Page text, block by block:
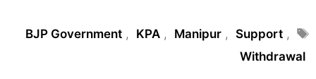
Tags
BJP Government , KPA , Manipur , Support ,
Withdrawal